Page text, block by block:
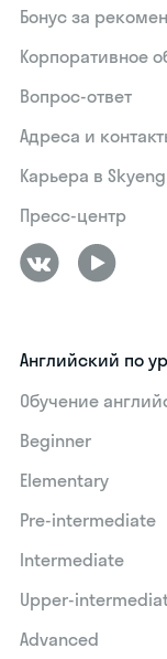
Бонус за
Корпоративное
Вопрос-ответ
Адреса и
Карьера в Skyeng
Пресс-центр
Английский по
Обучение
Beginner
Elementary
Pre-intermediate
Intermediate
Upper-
Advanced